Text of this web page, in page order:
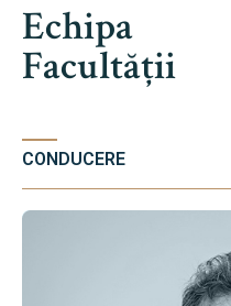
Echipa
Facultății
CONDUCERE